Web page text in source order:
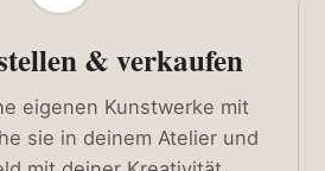
& verkaufen
eigenen Kunstwerke mit
sie in deinem Atelier und